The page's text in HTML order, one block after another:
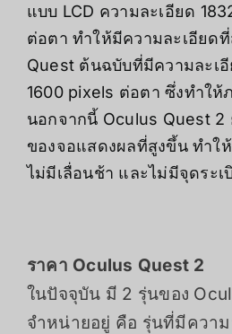
แบบ LCD ความละเอียด
ต่อตา ทำให้มีความละเอียด
Quest ต้นฉบับที่มีความละเอี
1600 pixels ต่อตา ซึ่งทำใ
นอกจากนี้ Oculus Quest 2
ของจอแสดงผลที่สูงขึ้น ทำใ
ไม่มีเลื่อนช้า และไม่มีจุดระเ
ราคา Oculus Quest 2
ในปัจจุบัน มี 2 รุ่นของ
จำหน่ายอยู่ คือ รุ่นที่มีความ